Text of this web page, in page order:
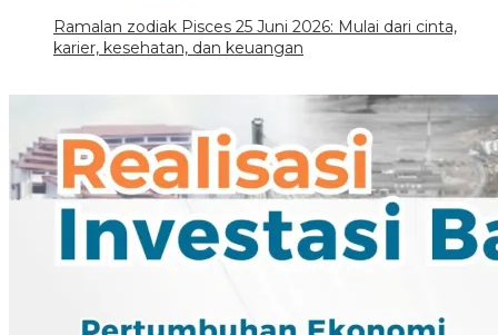
Ramalan zodiak Pisces 25 Juni 2026: Mulai dari cinta,
karier, kesehatan, dan keuangan